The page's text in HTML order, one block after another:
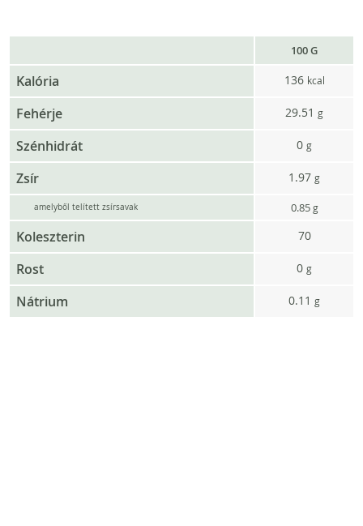
100 G
Kalória 136 kcal
Fehérje 29.51 g
Szénhidrát 0 g
Zsír 1.97 g
amelyből telített zsírsavak 0.85g
Koleszterin 70
Rost 0 g
Nátrium 0.11 g